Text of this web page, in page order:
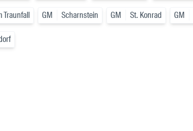
Traunfall GM Scharnstein GM St. Konrad GM